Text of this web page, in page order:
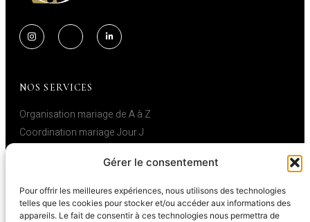
Gérer le consentement
Pour offrir les meilleures expériences, nous utilisons des technologies
telles que les cookies pour stocker et/ou accéder aux informations des
appareils. Le fait de consentir à ces technologies nous permettra de
NOS SERVICES
Organisation mariage de A à Z
Coordination mariage Jour J
INFORMATIONS